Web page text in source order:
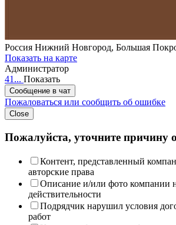
Россия Нижний Новгород, Большая
Показать на карте
Администратор
41... Показать
Сообщение в чат
Пожаловаться или сообщить об ошибке
Close
Пожалуйста, уточните причину
Контент, представленный
авторские права
Описание и/или фото компании
действительности
Подрядчик нарушил условия
работ